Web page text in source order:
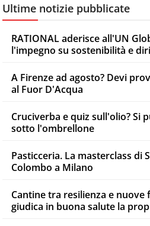
Ultime notizie pubblicate
RATIONAL aderisce all'UN
l'impegno su sostenibilità e
A Firenze ad agosto? Devi
al Fuor D'Acqua
Cruciverba e quiz sull'olio? Si
sotto l'ombrellone
Pasticceria. La masterclass di
Colombo a Milano
Cantine tra resilienza e nuove
giudica in buona salute la